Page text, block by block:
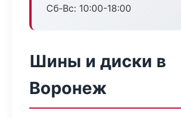
Сб-Вс: 10:00-18:00
Шины и диски в
Воронеж